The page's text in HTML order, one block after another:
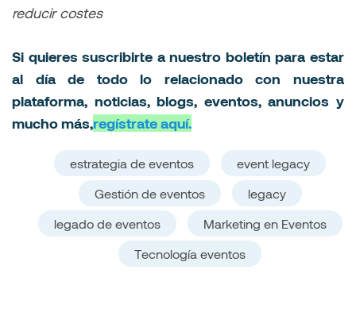
reducir costes
Si quieres suscribirte a nuestro boletín para estar
al día de todo lo relacionado con nuestra
plataforma, noticias, blogs, eventos, anuncios y
mucho más,regístrate aquí.
estrategia de eventos
event legacy
Gestión de eventos
legacy
legado de eventos
Marketing en Eventos
Tecnología eventos